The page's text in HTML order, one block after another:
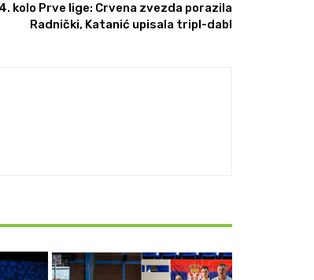
kolo Prve lige: Crvena zvezda porazila
Radnički, Katanić upisala tripl-dabl